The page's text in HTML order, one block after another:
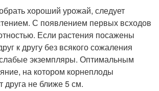
хороший урожай, следует
С появлением первых всходов
Если растения посажены
к другу без всякого сожаления
экземпляры. Оптимальным
на котором корнеплоды
друга не ближе 5 см.